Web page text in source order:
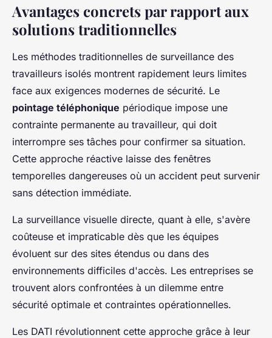
Avantages concrets par rapport aux
solutions traditionnelles
Les méthodes traditionnelles de surveillance des
travailleurs isolés montrent rapidement leurs limites
face aux exigences modernes de sécurité. Le
pointage téléphonique périodique impose une
contrainte permanente au travailleur, qui doit
interrompre ses tâches pour confirmer sa situation.
Cette approche réactive laisse des fenêtres
temporelles dangereuses où un accident peut survenir
sans détection immédiate.
La surveillance visuelle directe, quant à elle, s'avère
coûteuse et impraticable dès que les équipes
évoluent sur des sites étendus ou dans des
environnements difficiles d'accès. Les entreprises se
trouvent alors confrontées à un dilemme entre
sécurité optimale et contraintes opérationnelles.
Les DATI révolutionnent cette approche grâce à leur